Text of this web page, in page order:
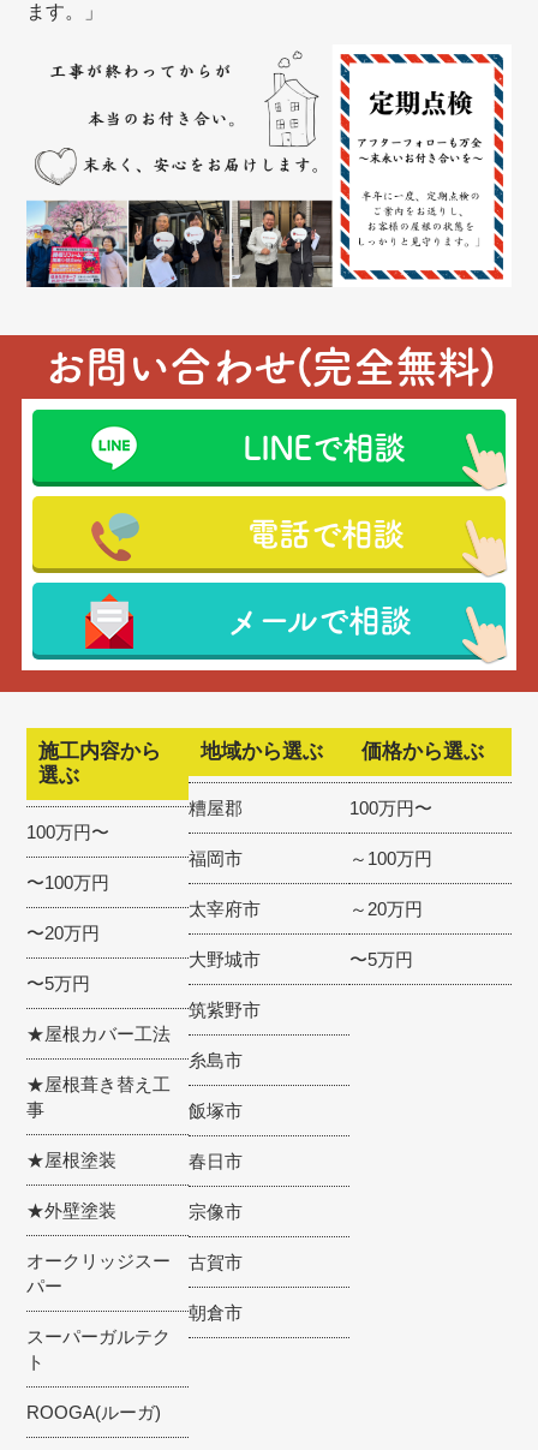
ます。」
お問い合わせ(完全無料)
LINEで相談
電話で相談
メールで相談
施工内容から
選ぶ
100万円〜
〜100万円
〜20万円
〜5万円
★屋根カバー工法
★屋根葺き替え工
事
★屋根塗装
★外壁塗装
オークリッジスー
パー
スーパーガルテク
ト
ROOGA(ルーガ)
地域から選ぶ
糟屋郡
福岡市
太宰府市
大野城市
筑紫野市
糸島市
飯塚市
春日市
宗像市
古賀市
朝倉市
価格から選ぶ
100万円〜
～100万円
～20万円
〜5万円